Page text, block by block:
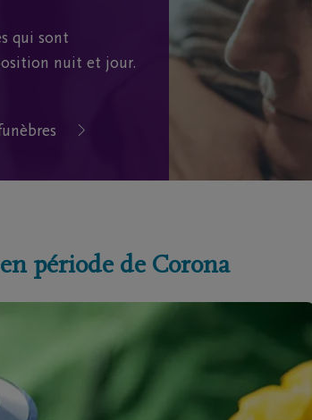
qui sont
nuit et jour.
période de Corona